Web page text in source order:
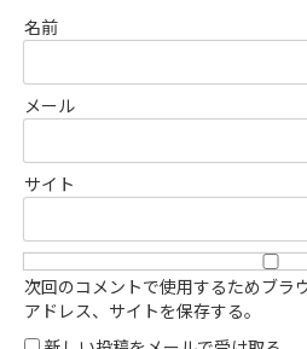
名前
メール
サイト
次回のコメントで使用するためブラ
アドレス、サイトを保存する。